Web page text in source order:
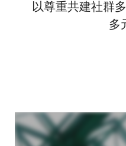
以尊重共建社群
多